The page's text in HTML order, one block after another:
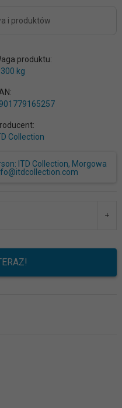
i produktów
produktu:
kg
Collection
ITD Collection, Morgowa